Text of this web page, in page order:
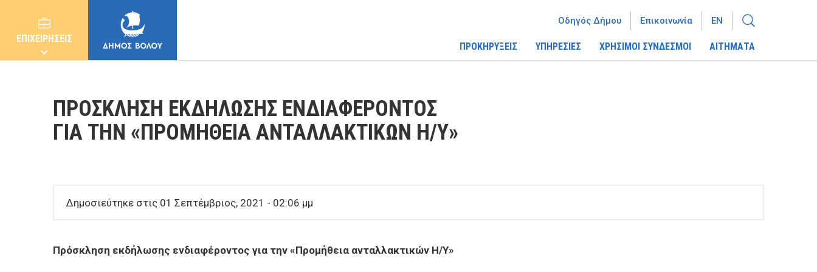
ΕΠΙΧΕΙΡΗΣΕΙΣ
ΠΡΟΚΗΡΥΞΕΙΣ ΥΠΗΡΕΣΙΕΣ ΧΡΗΣΙΜΟΙ ΣΥΝΔΕΣΜΟΙ ΑΙΤΗΜΑΤΑ
Οδηγός Δήμου Επικοινωνία EN
ΠΡΟΣΚΛΗΣΗ ΕΚΔΗΛΩΣΗΣ ΕΝΔΙΑΦΕΡΟΝΤΟΣ
ΓΙΑ ΤΗΝ «ΠΡΟΜΗΘΕΙΑ ΑΝΤΑΛΛΑΚΤΙΚΩΝ Η/Υ»
Δημοσιεύτηκε στις 01 Σεπτέμβριος, 2021 - 02:06 μμ
Πρόσκληση εκδήλωσης ενδιαφέροντος για την «Προμήθεια ανταλλακτικών Η/Υ»